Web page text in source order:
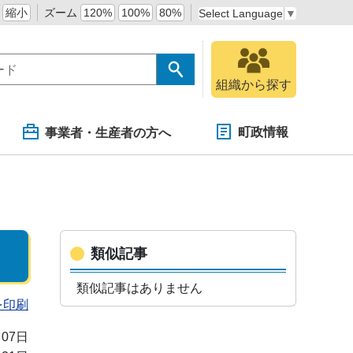
縮小 ズーム 120% 100% 80% Select Language ▼
組織から探す
事業者・生産者の方へ 町政情報
刷
日
類似記事
類似記事はありません